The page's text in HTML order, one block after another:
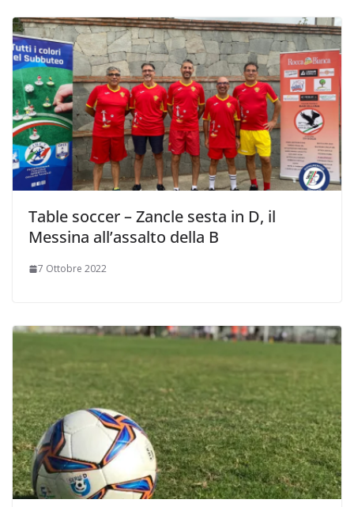
Table soccer – Zancle sesta in D, il
Messina all’assalto della B
7 Ottobre 2022